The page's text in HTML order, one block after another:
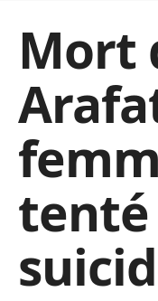
Mort
tenté